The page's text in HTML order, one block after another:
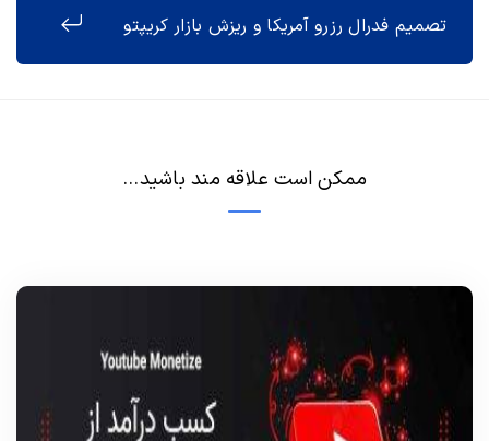
تصمیم فدرال رزرو آمریکا و ریزش بازار کریپتو
ممکن است علاقه مند باشید...